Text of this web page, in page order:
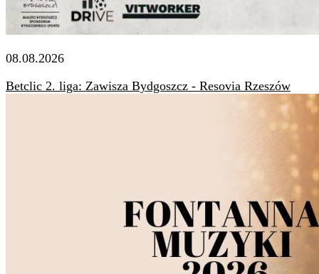
08.08.2026
Betclic 2. liga: Zawisza Bydgoszcz - Resovia Rzeszów